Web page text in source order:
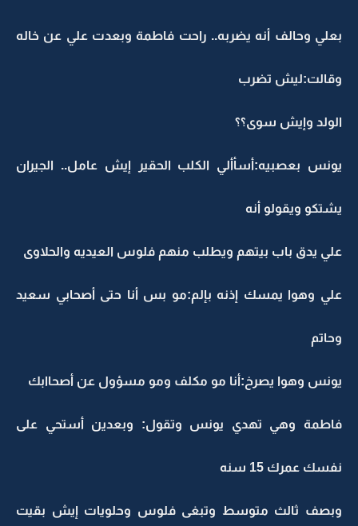
بعلي وحالف أنه يضربه.. راحت فاطمة وبعدت علي عن خاله
وقالت:ليش تضرب
الولد وإيش سوى؟؟
يونس بعصبيه:أسأألي الكلب الحقير إيش عامل.. الجيران
يشتكو ويقولو أنه
علي يدق باب بيتهم ويطلب منهم فلوس العيديه والحلاوى
علي وهوا يمسك إذنه بإلم:مو بس أنا حتى أصحابي سعيد
وحاتم
يونس وهوا يصرخ:أنا مو مكلف ومو مسؤول عن أصحاابك
فاطمة وهي تهدي يونس وتقول: وبعدين أستحي على
نفسك عمرك 15 سنه
وبصف ثالث متوسط وتبغى فلوس وحلويات إيش بقيت